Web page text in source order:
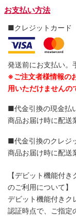
お支払い方法
■クレジットカード
発送前にお支払い。
※ご注文者様情報の
用いただけませんの
■代金引換の現金払
商品お届け時に配送
■代金引換のクレジ
商品お届け時に配送
【デビット機能付
のご利用について】
デビット機能付きク
認証時点で、ご指定